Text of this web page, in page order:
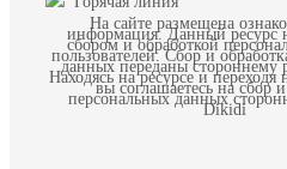
На сайте размещена
информация. Данный ресурс
сбором и обработкой
пользователей. Сбор и
данных переданы стороннему
Находясь на ресурсе и переходя
вы соглашаетесь на сбор
персональных данных
Dikidi